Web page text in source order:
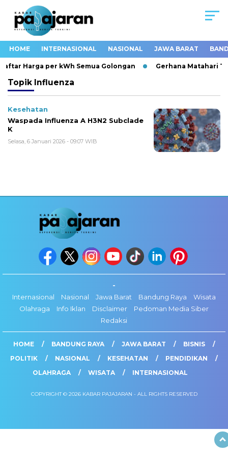
HOME INTERNASIONAL NASIONAL JAWA BARAT
Harga per kWh Semua Golongan Gerhana Matahari
Topik Influenza
Kesehatan
Waspada Influenza A H3N2 Subclade
K
Selasa, 6 Januari 2026 - 09:07 WIB
-
Internasional
Nasional Jawa Barat Bandung Raya
Wisata
Olahraga
Info Iklan Disclaimer
Pedoman Media Siber
Redaksi
HOME BANDUNG RAYA JAWA BARAT
BISNIS
POLITIK
NASIONAL KESEHATAN
PENDIDIKAN
OLAHRAGA
WISATA INTERNASIONAL
COPYRIGHT © 2026 KABAR PAJAJARAN - ALL RIGHTS RESERVED